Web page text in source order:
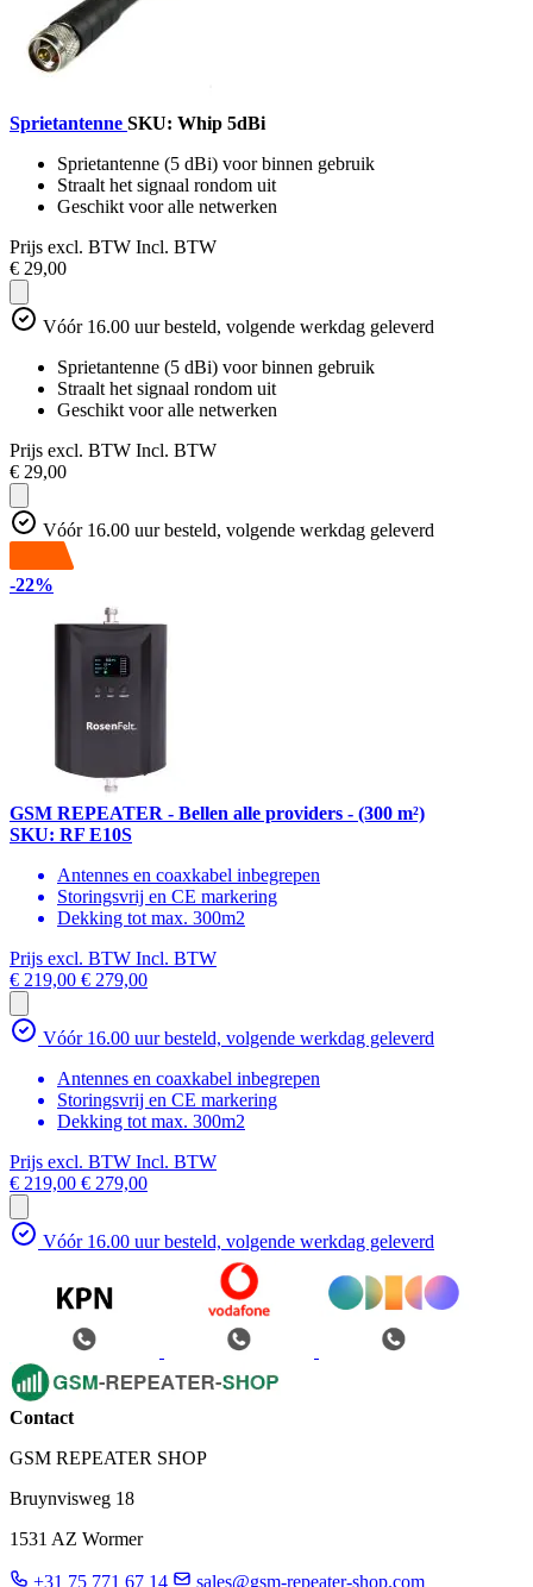
Sprietantenne SKU: Whip 5dBi
Sprietantenne (5 dBi) voor binnen gebruik
Straalt het signaal rondom uit
Geschikt voor alle netwerken
Prijs excl. BTW Incl. BTW
€ 29,00
Vóór 16.00 uur besteld, volgende werkdag geleverd
Sprietantenne (5 dBi) voor binnen gebruik
Straalt het signaal rondom uit
Geschikt voor alle netwerken
Prijs excl. BTW Incl. BTW
€ 29,00
Vóór 16.00 uur besteld, volgende werkdag geleverd
-22%
GSM REPEATER - Bellen alle providers - (300 m²)
SKU: RF E10S
Antennes en coaxkabel inbegrepen
Storingsvrij en CE markering
Dekking tot max. 300m2
Prijs excl. BTW Incl. BTW
€ 219,00 € 279,00
Vóór 16.00 uur besteld, volgende werkdag geleverd
Antennes en coaxkabel inbegrepen
Storingsvrij en CE markering
Dekking tot max. 300m2
Prijs excl. BTW Incl. BTW
€ 219,00 € 279,00
Vóór 16.00 uur besteld, volgende werkdag geleverd
Contact
GSM REPEATER SHOP
Bruynvisweg 18
1531 AZ Wormer
+31 75 771 67 14 sales@gsm-repeater-shop.com